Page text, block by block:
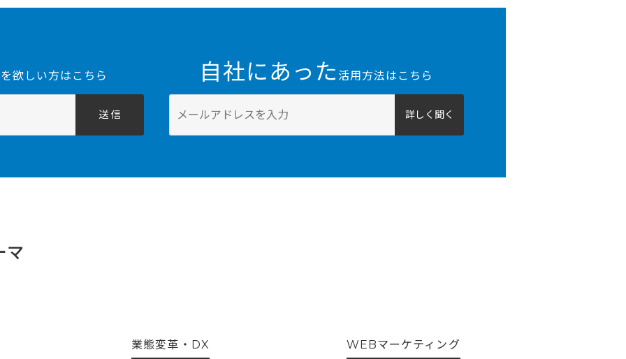
を欲しい方はこちら
送 信
自社にあった 活用方法はこちら
詳しく聞く
マ
業態変革・DX WEBマーケティング